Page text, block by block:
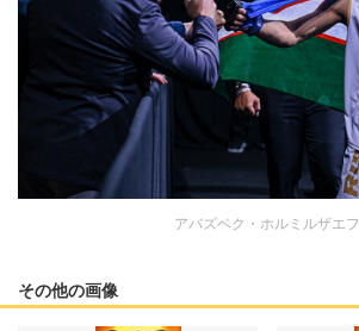
アバズベク・ホルミルザエフ
その他の画像